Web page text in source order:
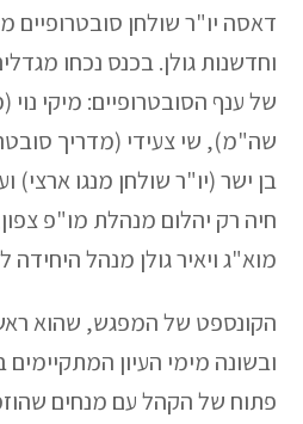
דאסה יו"ר שולחן
וחדשנות גולן. בכנס נכחו
של ענף הסובטרופיים: מיקי
שה"מ), שי צעידי (מדריך
בן ישר (יו"ר שולחן מנגו ארצי)
חיה רק יהלום מנהלת מו"פ
מוא"ג ויאיר גולן מנהל היחידה
הקונספט של המפגש, שהוא
ובשונה מימי העיון המתקיימים
פתוח של הקהל עם מנחים